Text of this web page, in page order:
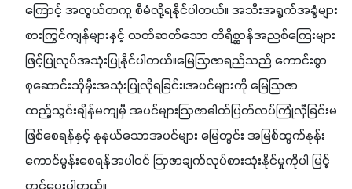
ကြောင့် အလွယ်တကူ စီမံလို့ရနိုင်ပါတယ်။ အသီးအရွက်အခွံများ
စားကြွင်ကျန်များနှင့် လတ်ဆတ်သော တိရိစ္ဆာန်အညစ်ကြေးများ
ဖြင့်ပြုလုပ်အသုံးပြုနိုင်ပါတယ်။မြေဩဇာရည်သည် ကောင်းစွာ
စုဆောင်းသိုမှီးအသုံးပြုလိုရခြင်း၊အပင်များကို မြေဩဇာ
ထည့်သွင်းချိန်မကျမှီ အပင်များဩဇာဓါတ်ပြတ်လပ်ကြုံလှီခြင်းမ
ဖြစ်စေရန်နှင့် နုနယ်သောအပင်များ မြေတွင်း အမြစ်ထွက်နုန်း
ကောင်မွန်းစေရန်အပါဝင် ဩဇာချက်လုပ်စားသုံးနိုင်မှုကိုပါ မြင့်